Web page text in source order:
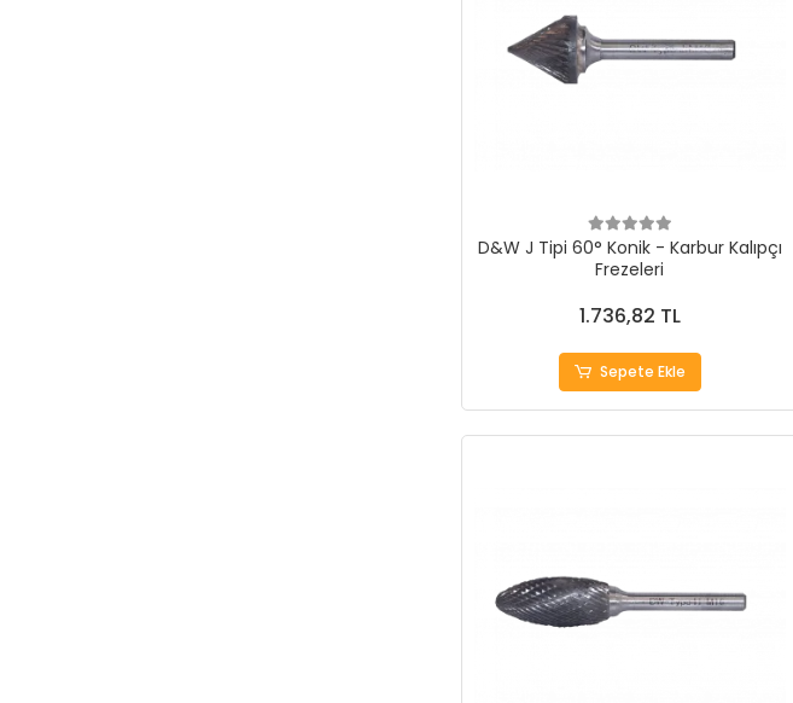
D&W J Tipi 60° Konik - Karbur Kalıpçı
Frezeleri
1.736,82 TL
Sepete Ekle